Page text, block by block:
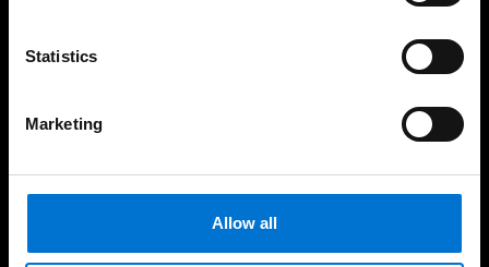
Statistics
Marketing
Allow all
Ventanas practicables
Protección solar